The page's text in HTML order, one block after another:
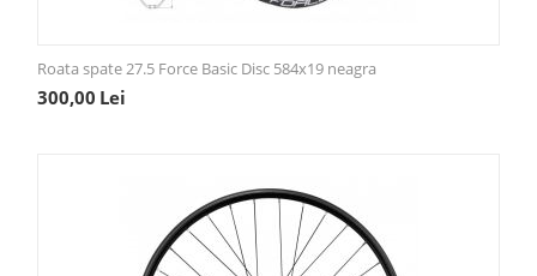
Roata spate 27.5 Force Basic Disc 584x19 neagra
300,00 Lei